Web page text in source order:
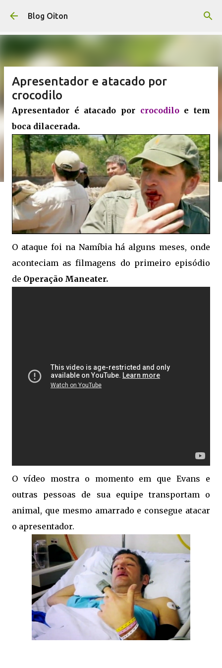
Pular para o conteúdo principal
Blog Oiton
Apresentador e atacado por
crocodilo
Apresentador é atacado por crocodilo e tem
boca dilacerada.
O ataque foi na Namíbia há alguns meses, onde
aconteciam as filmagens do primeiro episódio
de Operação Maneater.
O vídeo mostra o momento em que Evans e
outras pessoas de sua equipe transportam o
animal, que mesmo amarrado e consegue atacar
o apresentador.